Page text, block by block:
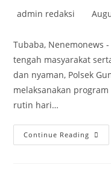
Post
admin redaksi
Post
Tubaba, Nenemonews
tengah masyarakat
dan nyaman, Polsek
melaksanakan
rutin hari…
Continue Reading